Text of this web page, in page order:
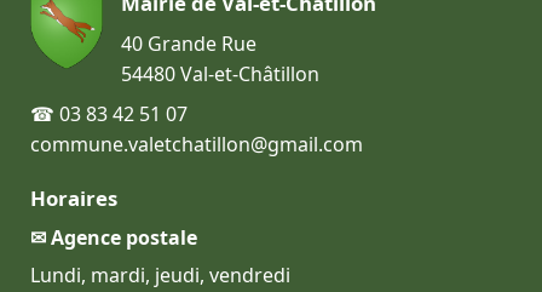
40 Grande Rue
54480 Val-et-Châtillon
☎ 03 83 42 51 07
commune.valetchatillon@gmail.com
Horaires
✉ Agence postale
Lundi, mardi, jeudi, vendredi